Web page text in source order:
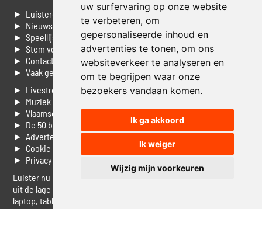
uw surfervaring op onze website
te verbeteren, om
gepersonaliseerde inhoud en
advertenties te tonen, om ons
websiteverkeer te analyseren en
om te begrijpen waar onze
bezoekers vandaan komen.
Ik ga akkoord
Ik weiger
Wijzig mijn voorkeuren
► Luisteren naar Jouwradio
► Nieuws
► Speellijst
► Stem voor de Dag top 3
► Contacteer ons
► Vaak gestelde vragen
► Livestream informatie
► Muziek opzoeken
► Vlaamse 100 Aller tijden
► De 50 beste van...
► Adverteren op Jouwradio
► Cookie voorkeuren wijzigen
► Privacyinformatie
Luister nu naar Jouwradio! De beste Nederlandstalige muziek
uit de lage landen hoor je hier al 20 jaar. In digitale kwaliteit op je
laptop, tablet of smartphone.